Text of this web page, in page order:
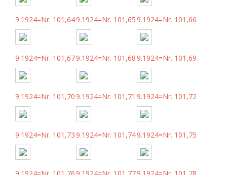
9.1924=Nr. 101,649.1924=Nr. 101,659.1924=Nr. 101,66
9.1924=Nr. 101,679.1924=Nr. 101,689.1924=Nr. 101,69
9.1924=Nr. 101,709.1924=Nr. 101,71 9.1924=Nr. 101,72
9.1924=Nr. 101,739.1924=Nr. 101,749.1924=Nr. 101,75
9.1924=Nr. 101,769.1924=Nr. 101,779.1924=Nr. 101,78